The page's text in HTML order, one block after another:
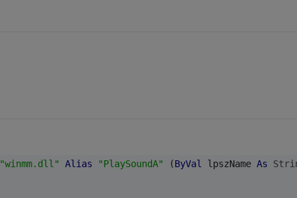
"winmm.dll" Alias "PlaySoundA" (ByVal lpszName As